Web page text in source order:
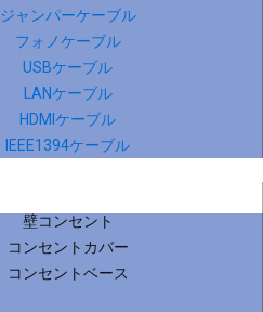
ジャンパーケーブル
フォノケーブル
USBケーブル
LANケーブル
HDMIケーブル
IEEE1394ケーブル
壁コンセント
コンセントカバー
コンセントベース